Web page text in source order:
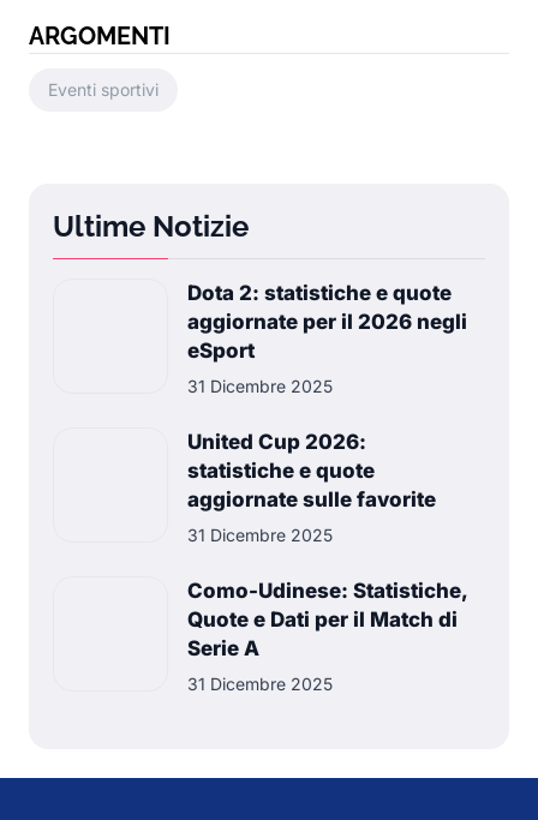
ARGOMENTI
Eventi sportivi
Ultime Notizie
Dota 2: statistiche e quote
aggiornate per il 2026 negli
eSport
31 Dicembre 2025
United Cup 2026:
statistiche e quote
aggiornate sulle favorite
31 Dicembre 2025
Como-Udinese: Statistiche,
Quote e Dati per il Match di
Serie A
31 Dicembre 2025